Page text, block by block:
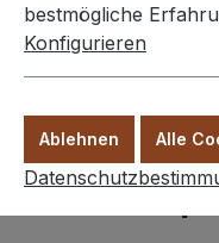
Wandlampen
bestmögliche
Konfigurieren
Ablehnen Alle